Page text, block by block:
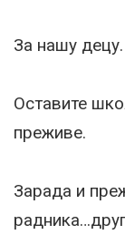
За нашу децу.
Оставите
преживе.
Зарада и